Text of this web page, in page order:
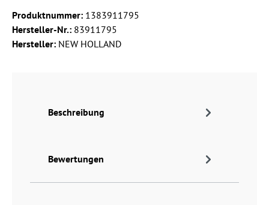
Produktnummer: 1383911795
Hersteller-Nr.: 83911795
Hersteller: NEW HOLLAND
Beschreibung
Bewertungen